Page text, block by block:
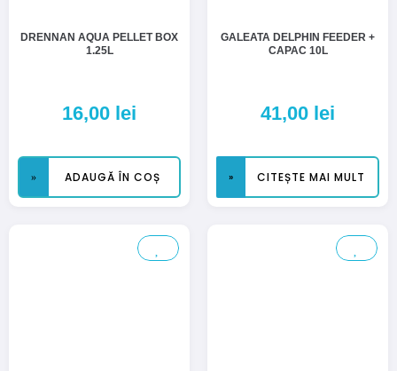
DRENNAN AQUA PELLET BOX
1.25L
16,00 lei
ADAUGĂ ÎN COȘ
GALEATA DELPHIN FEEDER +
CAPAC 10L
41,00 lei
CITEȘTE MAI MULT